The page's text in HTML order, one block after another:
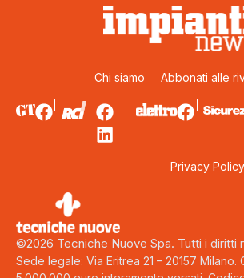
Chi siamo Abbonati alle
Privacy Policy
©2026 Tecniche Nuove Spa. Tutti i diritti
Sede legale: Via Eritrea 21 – 20157 Milano.